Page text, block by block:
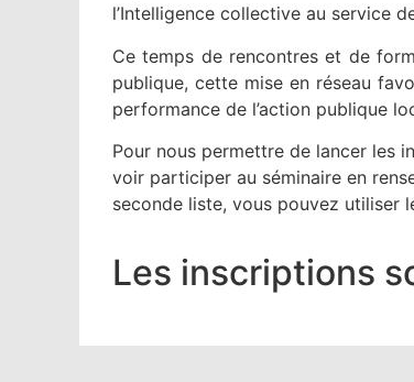
l’Intelligence collective au service
Ce temps de rencontres et de
publique, cette mise en réseau
performance de l’action publique
Pour nous permettre de lancer les
voir participer au séminaire en
seconde liste, vous pouvez utiliser
Les inscriptions